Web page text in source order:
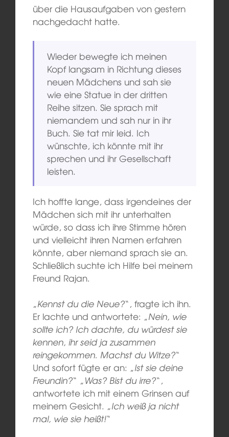
über die Hausaufgaben von gestern
nachgedacht hatte.
Wieder bewegte ich meinen
Kopf langsam in Richtung dieses
neuen Mädchens und sah sie
wie eine Statue in der dritten
Reihe sitzen. Sie sprach mit
niemandem und sah nur in ihr
Buch. Sie tat mir leid. Ich
wünschte, ich könnte mit ihr
sprechen und ihr Gesellschaft
leisten.
Ich hoffte lange, dass irgendeines der
Mädchen sich mit ihr unterhalten
würde, so dass ich ihre Stimme hören
und vielleicht ihren Namen erfahren
könnte, aber niemand sprach sie an.
Schließlich suchte ich Hilfe bei meinem
Freund Rajan.
„Kennst du die Neue?“, fragte ich ihn.
Er lachte und antwortete: „Nein, wie
sollte ich? Ich dachte, du würdest sie
kennen, ihr seid ja zusammen
reingekommen. Machst du Witze?“
Und sofort fügte er an: „Ist sie deine
Freundin?“ „Was? Bist du irre?“,
antwortete ich mit einem Grinsen auf
meinem Gesicht. „Ich weiß ja nicht
mal, wie sie heißt!“